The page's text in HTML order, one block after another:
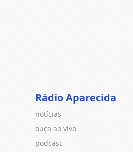
Rádio Aparecida
notícias
ouça ao vivo
podcast